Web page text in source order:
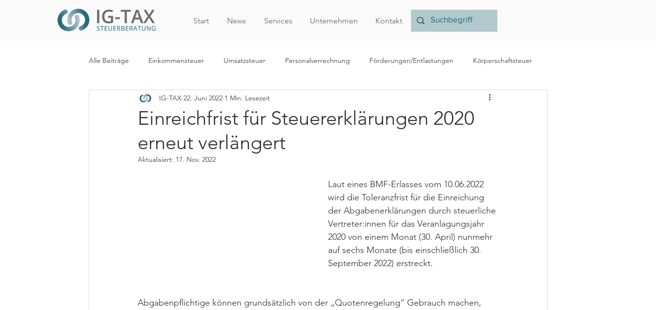
Start News Services Unternehmen Kontakt
Alle Beiträge Einkommensteuer Umsatzsteuer Personalverrechnung Förderungen/Entlastungen Körperschaftsteuer
Internationales Steuerrecht Rechnungslegung/Bilanzierung Ertragsteuer
Kapitalertragsteuer Nachhaltigkeit
Einreichfrist für Steuererklärungen 2020
erneut verlängert
IG-TAX 22. Juni 2022 1 Min. Lesezeit
Aktualisiert: 17. Nov. 2022
Laut eines BMF-Erlasses vom 10.06.2022
wird die Toleranzfrist für die Einreichung
der Abgabenerklärungen durch steuerliche
Vertreter:innen für das Veranlagungsjahr
2020 von einem Monat (30. April) nunmehr
auf sechs Monate (bis einschließlich 30.
September 2022) erstreckt.
Abgabenpflichtige können grundsätzlich von der „Quotenregelung“ Gebrauch machen,